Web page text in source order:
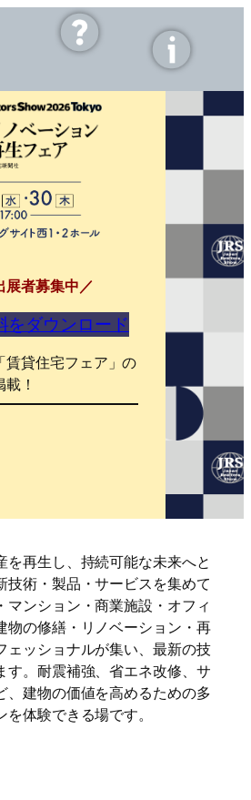
展者募集中／
をダウンロード
貸住宅フェア」の
！
を再生し、持続可能な未来へと
技術・製品・サービスを集めて
マンション・商業施設・オフィ
物の修繕・リノベーション・再
ェッショナルが集い、最新の技
す。耐震補強、省エネ改修、サ
、建物の価値を高めるための多
体験できる場です。